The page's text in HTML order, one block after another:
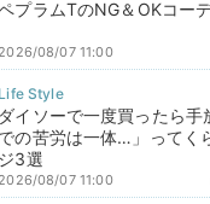
プラムTのNG＆OKコー
2026/08/07 11:00
ダイソーで一度買ったら手
での苦労は一体…」ってく
ジ3選
2026/08/07 11:00